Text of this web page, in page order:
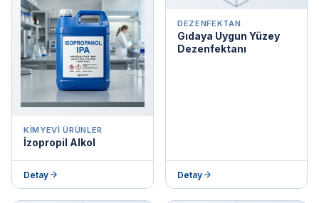
KIMYEVI ÜRÜNLER
İzopropil Alkol
Detay
DEZENFEKTAN
Gıdaya Uygun Yüzey
Dezenfektanı
Detay